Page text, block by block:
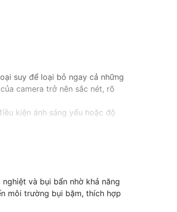
suy để loại bỏ ngay cả những
camera trở nên sắc nét, rõ
kiện ánh sáng yếu hoặc độ
và bụi bẩn nhờ khả năng
môi trường bụi bặm, thích hợp